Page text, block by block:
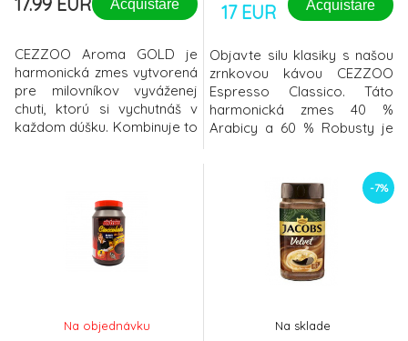
Acquistare
CEZZOO Aroma GOLD je
harmonická zmes vytvorená
pre milovníkov vyváženej
chuti, ktorú si vychutnáš v
každom dúšku. Kombinuje to
17 EUR Acquistare
Objavte silu klasiky s našou
zrnkovou kávou CEZZOO
Espresso Classico. Táto
harmonická zmes 40 %
Arabicy a 60 % Robusty je
bohatou cremou a plnou
chuťou.Plná chuť s jemnou
Na objednávku
-7%
Na sklade